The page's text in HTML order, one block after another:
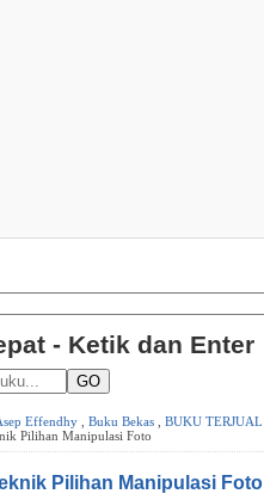
- Ketik dan Enter
GO
Effendhy Buku Bekas BUKU TERJUAL
Pilihan Manipulasi Foto
Pilihan Manipulasi Foto